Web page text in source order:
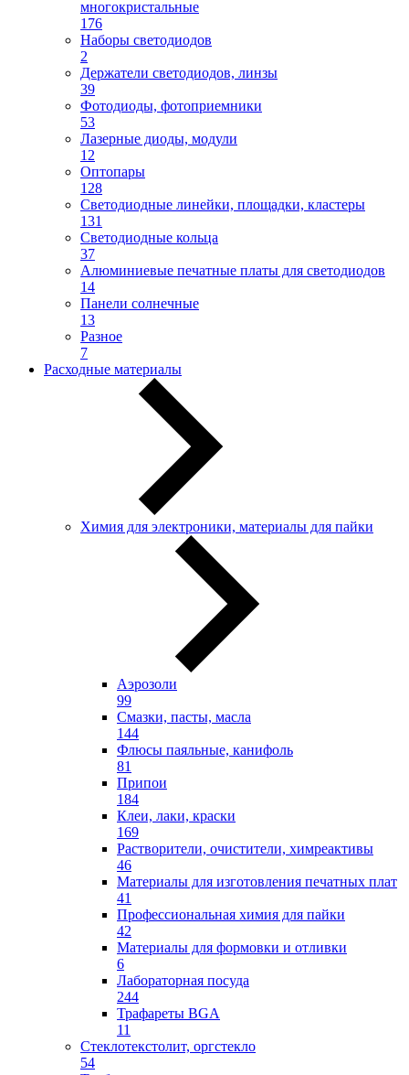
многокристальные
176
Наборы светодиодов
2
Держатели светодиодов, линзы
39
Фотодиоды, фотоприемники
53
Лазерные диоды, модули
12
Оптопары
128
Светодиодные линейки, площадки, кластеры
131
Светодиодные кольца
37
Алюминиевые печатные платы для светодиодов
14
Панели солнечные
13
Разное
7
Расходные материалы
Химия для электроники, материалы для пайки
Аэрозоли
99
Смазки, пасты, масла
144
Флюсы паяльные, канифоль
81
Припои
184
Клеи, лаки, краски
169
Растворители, очистители, химреактивы
46
Материалы для изготовления печатных плат
41
Профессиональная химия для пайки
42
Материалы для формовки и отливки
6
Лабораторная посуда
244
Трафареты BGA
11
Стеклотекстолит, оргстекло
54